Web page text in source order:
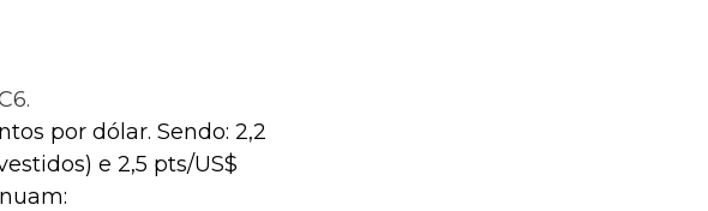
por dólar. Sendo: 2,2
e 2,5 pts/US$